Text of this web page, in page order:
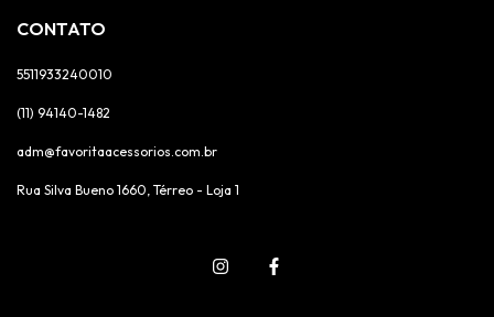
CONTATO
5511933240010
(11) 94140-1482
adm@favoritaacessorios.com.br
Rua Silva Bueno 1660, Térreo - Loja 1